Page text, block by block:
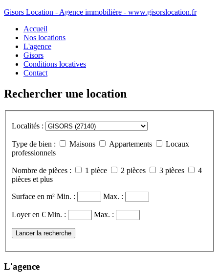
Gisors Location - Agence immobilière - www.gisorslocation.fr
Accueil
Nos locations
L'agence
Gisors
Conditions locatives
Contact
Rechercher une location
Localités :
Type de bien : Maisons Appartements
Locaux
professionnels
Nombre de pièces : 1 pièce 2 pièces 3 pièces
4
pièces et plus
Surface en m² Min. : Max. :
Loyer en € Min. : Max. :
Lancer la recherche
L'agence